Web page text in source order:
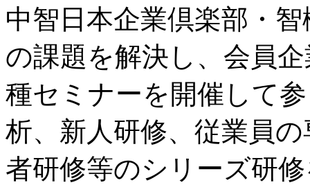
中智日本企業倶楽部・
の課題を解決し、会員
種セミナーを開催して
析、新人研修、従業員
者研修等のシリーズ研